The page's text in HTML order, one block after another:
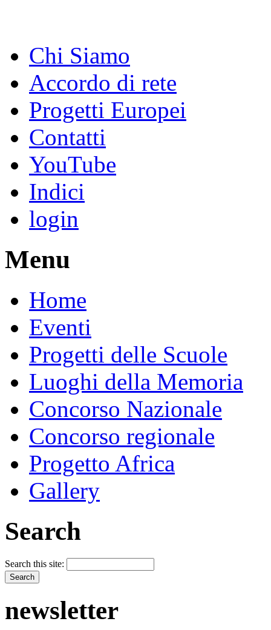
Chi Siamo
Accordo di rete
Progetti Europei
Contatti
YouTube
Indici
login
Menu
Home
Eventi
Progetti delle Scuole
Luoghi della Memoria
Concorso Nazionale
Concorso regionale
Progetto Africa
Gallery
Search
Search this site:
newsletter